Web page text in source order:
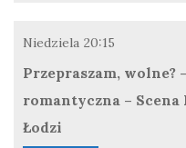
Przepraszam, wolne?
romantyczna – Scena
Łodzi
Niedziela 20:15